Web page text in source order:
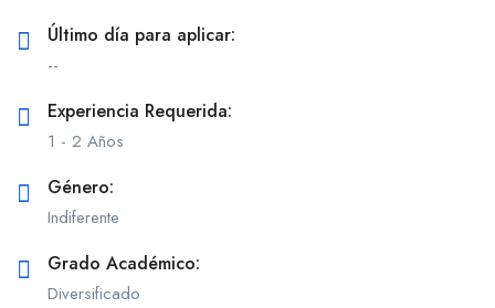
Último día para aplicar:
--
Experiencia Requerida:
1 - 2 Años
Género:
Indiferente
Grado Académico:
Diversificado